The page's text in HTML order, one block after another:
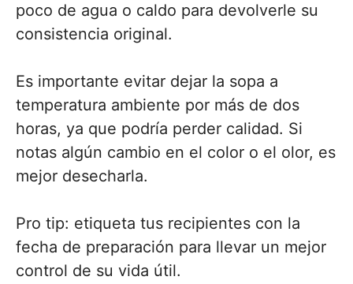
poco de agua o caldo para devolverle su
consistencia original.
Es importante evitar dejar la sopa a
temperatura ambiente por más de dos
horas, ya que podría perder calidad. Si
notas algún cambio en el color o el olor, es
mejor desecharla.
Pro tip: etiqueta tus recipientes con la
fecha de preparación para llevar un mejor
control de su vida útil.